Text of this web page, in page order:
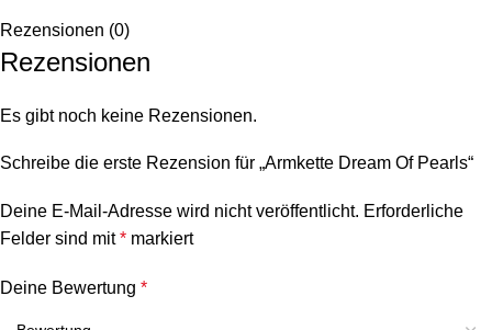
Rezensionen (0)
Rezensionen
Es gibt noch keine Rezensionen.
Schreibe die erste Rezension für „Armkette Dream Of Pearls“
Deine E-Mail-Adresse wird nicht veröffentlicht. Erforderliche
Felder sind mit* markiert
Deine Bewertung *